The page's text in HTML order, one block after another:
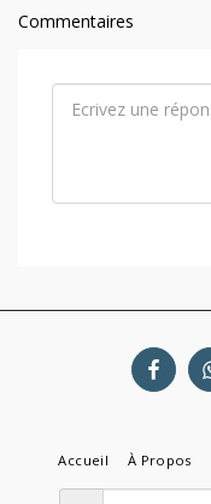
Commentaires
Accueil À Propos